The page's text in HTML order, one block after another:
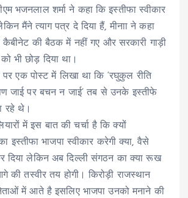
भजनलाल शर्मा ने कहा कि इस्तीफा स्वीकार
मैंने त्याग पत्र दे दिया हैं, मीनाा ने कहा
की बैठक में नहीं गए और सरकारी गाड़ी
भी छोड़ दिया था।
पर एक पोस्ट में लिखा था कि ‘रघुकुल रीति
जाई पर बचन न जाई’ तब से उनके इस्तीफे
रहे थे।
में इस बात की चर्चा है कि क्यों
इस्तीफा भाजपा स्वीकार करेगी क्या, वैसे
दिया लेकिन अब दिल्ली संगठन का क्या रूख
की तस्वीर तय होगी। किरोड़ी राजस्थान
में आते है इसलिए भाजपा उनको मनाने की